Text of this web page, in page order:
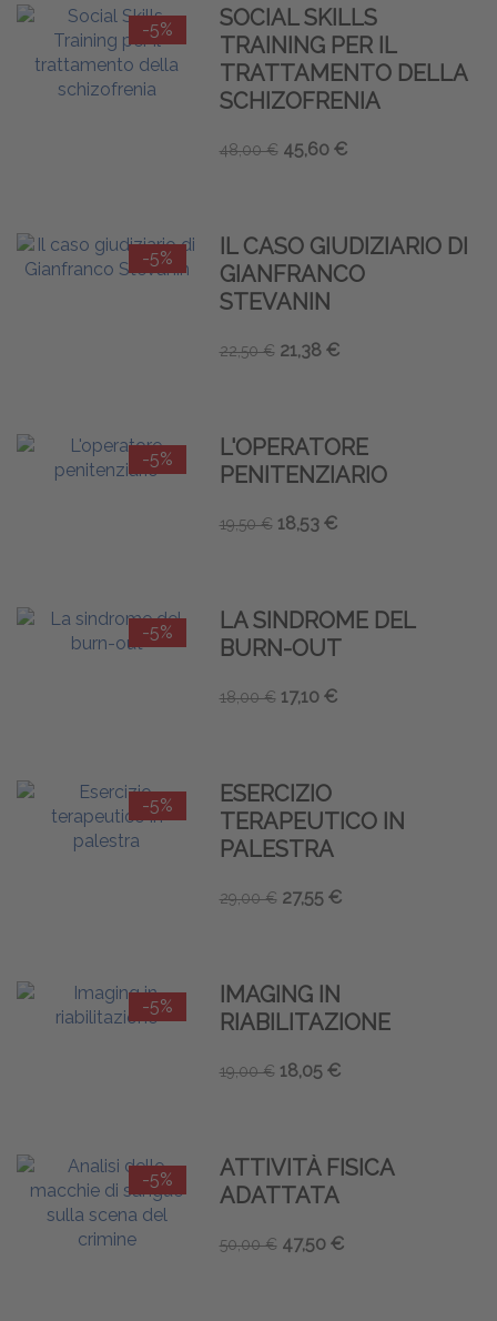
-5%
SOCIAL SKILLS
TRAINING PER IL
TRATTAMENTO DELLA
SCHIZOFRENIA
48,00 € 45,60 €
-5%
IL CASO GIUDIZIARIO DI
GIANFRANCO
STEVANIN
22,50 € 21,38 €
-5%
L'OPERATORE
PENITENZIARIO
19,50 € 18,53 €
-5%
LA SINDROME DEL
BURN-OUT
18,00 € 17,10 €
-5%
ESERCIZIO
TERAPEUTICO IN
PALESTRA
29,00 € 27,55 €
-5%
IMAGING IN
RIABILITAZIONE
19,00 € 18,05 €
-5%
ATTIVITÀ FISICA
ADATTATA
50,00 € 47,50 €